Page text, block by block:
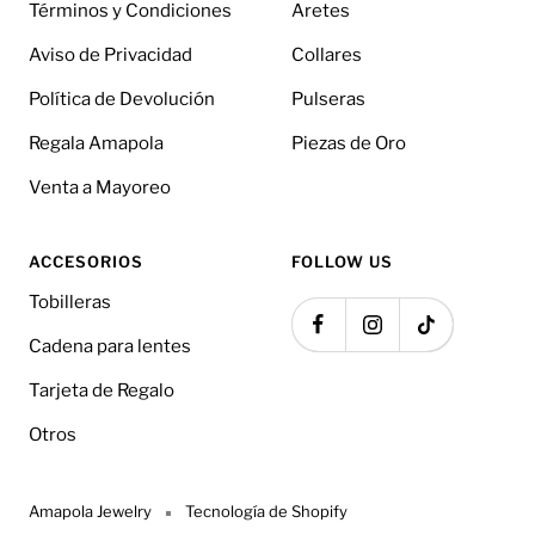
Términos y Condiciones
Aviso de Privacidad
Política de Devolución
Regala Amapola
Venta a Mayoreo
Aretes
Collares
Pulseras
Piezas de Oro
ACCESORIOS
Tobilleras
Cadena para lentes
Tarjeta de Regalo
Otros
FOLLOW US
Amapola Jewelry Tecnología de Shopify